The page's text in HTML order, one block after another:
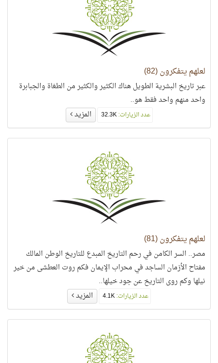
لعلهم يتفكرون (82)
عبر تاريخ البشرية الطويل هناك الكثير والكثير من الطغاة والجبابرة
واحد منهم واحد فقط هو..
عدد الزيارات:32.3K المزيد
لعلهم يتفكرون (81)
مصر.. السر الكامن في رحم التاريخ المبدع للتاريخ الوطن المالك
مفتاح الأزمان الساجد في محراب الإيمان فكم روت العطشى من خير
نيلها وكم روى التاريخ عن جود خيلها..
عدد الزيارات: المزيد